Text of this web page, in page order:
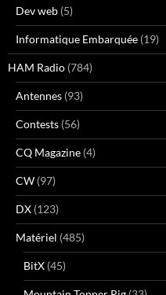
Dev web (5)
Informatique Embarquée (19)
HAM Radio (784)
Antennes (93)
Contests (56)
CQ Magazine (4)
CW (97)
DX (123)
Matériel (485)
BitX (45)